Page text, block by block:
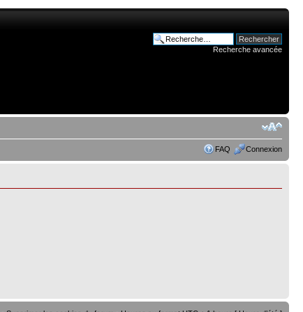
Recherche avancée
FAQ Connexion